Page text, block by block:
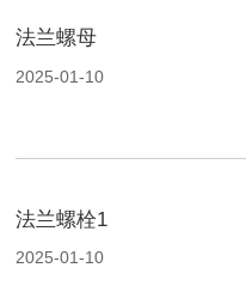
法兰螺母
2025-01-10
法兰螺栓1
2025-01-10